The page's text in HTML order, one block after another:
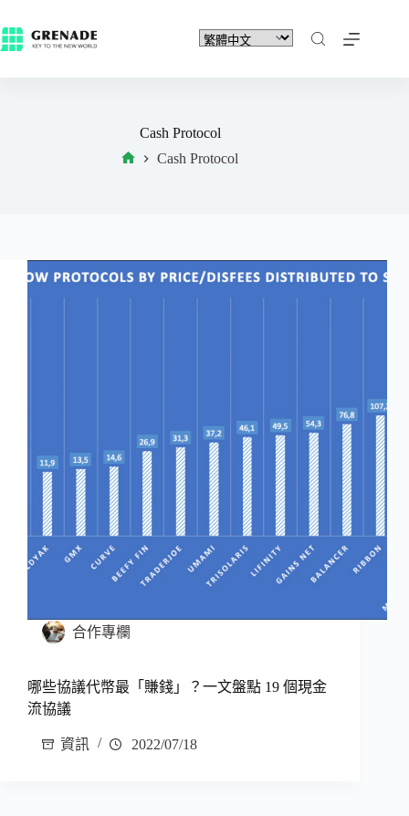
Cash Protocol
Cash Protocol
合作專欄
哪些協議代幣最「賺錢」？一文盤點 19 個現金
流協議
資訊 2022/07/18